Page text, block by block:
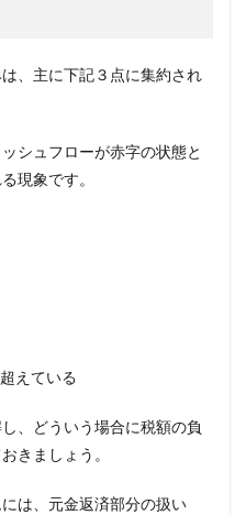
、主に下記３点に集約され
シュフローが赤字の状態と
現象です。
えている
、どういう場合に税額の負
きましょう。
は、元金返済部分の扱い